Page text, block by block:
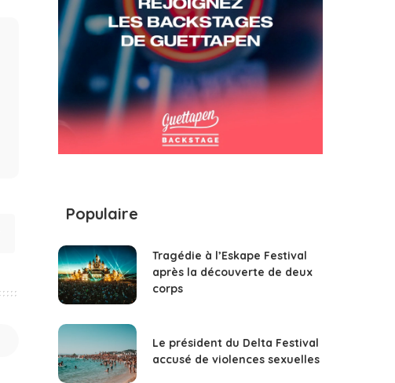
Populaire
Tragédie à l’Eskape Festival
après la découverte de deux
corps
Le président du Delta Festival
accusé de violences sexuelles